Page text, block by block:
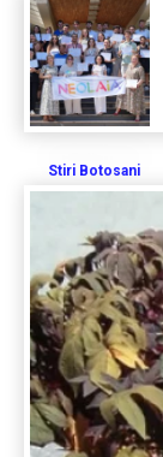
Stiri Botosani